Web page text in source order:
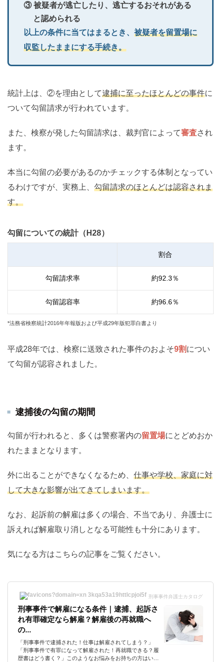
③ 被疑者が逃亡したり、逃亡するおそれがある
と認められる
以上の条件に当てはまるとき、 被疑者を留置場に
収監したままにする手続き。
統計上は、②を理由として逮捕に至ったほとんどの事件に
ついて勾留請求が行われています。
また、検察が発した勾留請求は、裁判官によって審査され
ます。
本当に勾留の必要があるのかチェックする体制となってい
るわけですが、実務上、 勾留請求のほとんどは認容されま
す。
勾留についての統計（H28）
割合
勾留請求率 約92.3％
勾留認容率 約96.6％
*法務省検察統計2016年年報版および平成29年版犯罪白書より
平成28年では、検察に送致された事件のおよそ9割につい
て勾留が認容されました。
逮捕後の勾留の期間
勾留が行われると、多くは警察署内の留置場にとどめおか
れたままとなります。
外に出ることができなくなるため、 仕事や学校、家庭に対
して大きな影響が出てきてしまいます。
なお、起訴前の解雇は多くの場合、不当であり、弁護士に
訴えれば解雇取り消しとなる可能性も十分にあります。
気になる方はこちらの記事をご覧ください。
刑事事件弁護士カタログ
刑事事件で解雇になる条件｜逮捕、起訴さ
れ有罪確定なら解雇？解雇後の再就職へ
の...
「刑事事件で逮捕された！仕事は解雇されてしまう？」
「刑事事件で有罪になって解雇された！再就職できる？履
歴書はどう書く？」このようなお悩みをお持ちの方はいま